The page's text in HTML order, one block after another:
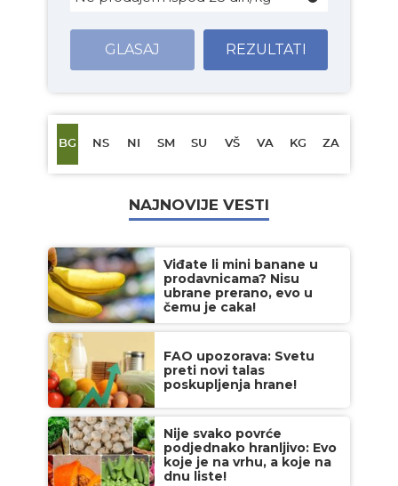
GLASAJ REZULTATI
BG NS NI SM SU VŠ VA KG ZA
NAJNOVIJE VESTI
Viđate li mini banane u
prodavnicama? Nisu
ubrane prerano, evo u
čemu je caka!
FAO upozorava: Svetu
preti novi talas
poskupljenja hrane!
Nije svako povrće
podjednako hranljivo: Evo
koje je na vrhu, a koje na
dnu liste!